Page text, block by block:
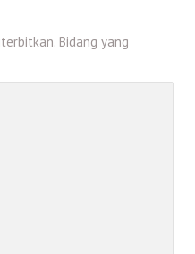
Bidang yang